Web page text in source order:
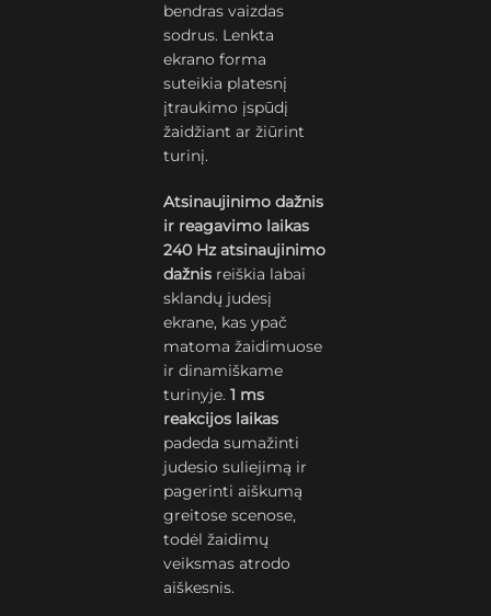
bendras vaizdas
sodrus. Lenkta
ekrano forma
suteikia platesnį
įtraukimo įspūdį
žaidžiant ar žiūrint
turinį.
Atsinaujinimo dažnis
ir reagavimo laikas
240 Hz atsinaujinimo
dažnis reiškia labai
sklandų judesį
ekrane, kas ypač
matoma žaidimuose
ir dinamiškame
turinyje.1 ms
reakcijos laikas
padeda sumažinti
judesio suliejimą ir
pagerinti aiškumą
greitose scenose,
todėl žaidimų
veiksmas atrodo
aiškesnis.